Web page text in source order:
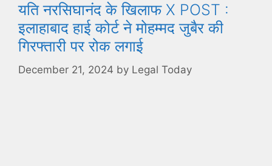
यति नरसिघानंद के खिलाफ X POST :
इलाहाबाद हाई कोर्ट ने मोहम्मद जुबैर की
गिरफ्तारी पर रोक लगाई
December 21, 2024 by Legal Today